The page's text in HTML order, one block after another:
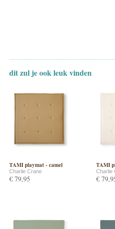
dit zul je ook leuk vinden
TAMI playmat - camel
Charlie Crane
€ 79,95
TAMI
Charlie
€